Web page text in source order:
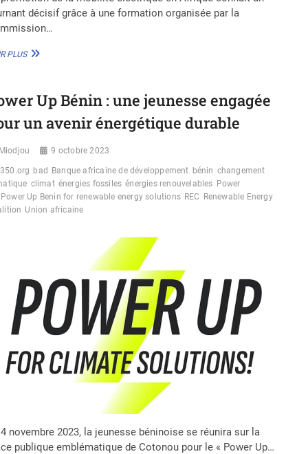
décisif grâce à une formation organisée par la
PLUSMOBILITÉ
:
FORMATION
POUR
AVENIR
DURABLE
Up Bénin : une jeunesse engagée
un avenir énergétique durable
Miodjou 9 octobre 2023
350.org bad Banque africaine de développement bénin changement
climat énergies fossiles énergies renouvelables Power
Power Up Benin for renewable energy solutions REC
Renewable Energy
Union africaine
novembre 2023, la jeunesse béninoise se réunira sur la
publique emblématique de Cotonou pour le « Power Up…